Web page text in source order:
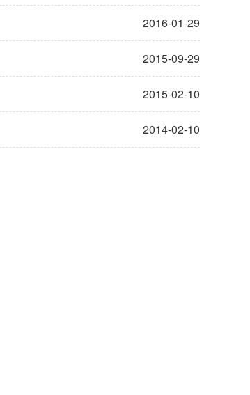
2016-01-29
2015-09-29
2015-02-10
2014-02-10